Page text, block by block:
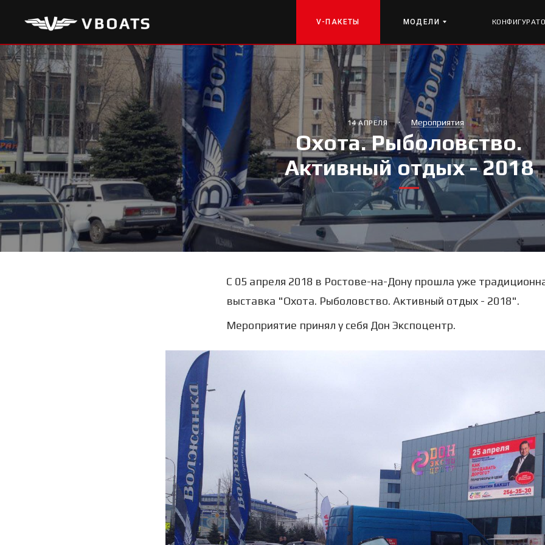
V-ПАКЕТЫ МОДЕЛИ
14 АПРЕЛЯ · Мероприятия
Охота. Рыболовство.
Активный отдых - 2018
С 05 апреля 2018 в Ростове-на-Дону прошла уже
выставка "Охота. Рыболовство. Активный отдых - 2018".
Мероприятие принял у себя Дон Экспоцентр.